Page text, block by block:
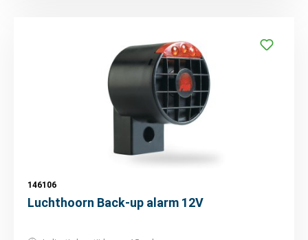
146106
Luchthoorn Back-up alarm 12V